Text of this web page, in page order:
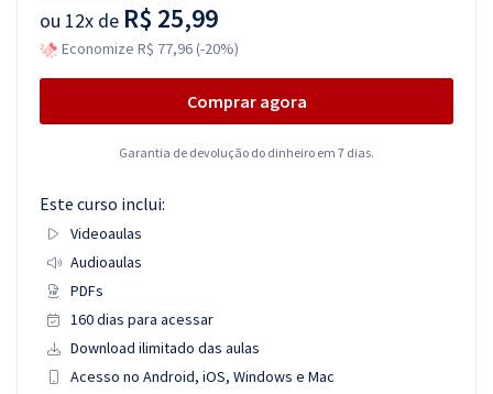
ou 12x de R$ 25,99
Economize R$ 77,96 (-20%)
Comprar agora
Garantia de devolução do dinheiro em 7 dias.
Este curso inclui:
Videoaulas
Audioaulas
PDFs
160 dias para acessar
Download ilimitado das aulas
Acesso no Android, iOS, Windows e Mac